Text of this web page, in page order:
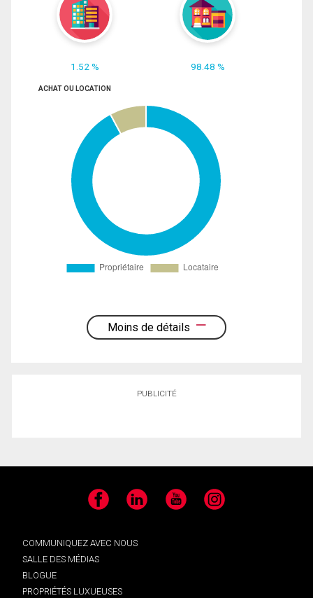
1.52 % 98.48 %
ACHAT OU LOCATION
Moins de détails
PUBLICITÉ
Facebook LinkedIn YouTube Instagram
COMMUNIQUEZ AVEC NOUS
SALLE DES MÉDIAS
BLOGUE
PROPRIÉTÉS LUXUEUSES